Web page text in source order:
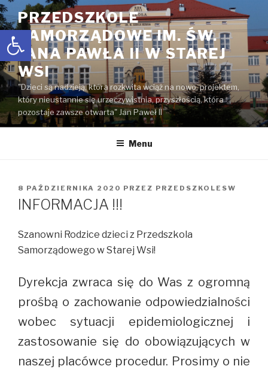
Open toolbar
Przejdź
do
treści
PRZEDSZKOLE
SAMORZĄDOWE IM. ŚW.
JANA PAWŁA II W STAREJ
WSI
"Dzieci są nadzieją, która rozkwita wciąż na nowo, projektem,
który nieustannie się urzeczywistnia, przyszłością, która
pozostaje zawsze otwarta" Jan Paweł II
Menu
OPUBLIKOWANE
W
8 PAŹDZIERNIKA 2020 PRZEZ PRZEDSZKOLESW
INFORMACJA !!!
Szanowni Rodzice dzieci z Przedszkola
Samorządowego w Starej Wsi!
Dyrekcja zwraca się do Was z ogromną
prośbą o zachowanie odpowiedzialności
wobec sytuacji epidemiologicznej i
zastosowanie się do obowiązujących w
naszej placówce procedur. Prosimy o nie